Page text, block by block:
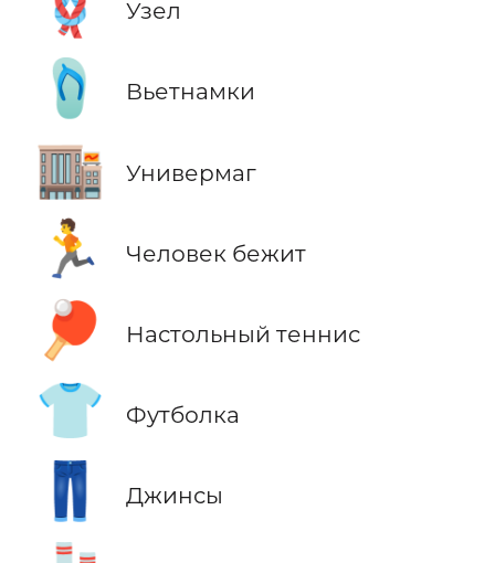
Узел
🩴 Вьетнамки
🏬 Универмаг
🏃 Человек бежит
🏓 Настольный теннис
👕 Футболка
👖 Джинсы